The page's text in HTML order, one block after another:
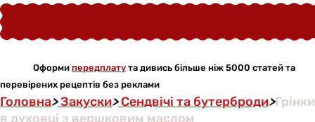
Оформи передплату та дивись більше ніж 5000 статей та
перевірених рецептів без реклами
Головна>Закуски>Сендвічі та бутерброди>Грінки
в духовці з вершковим маслом